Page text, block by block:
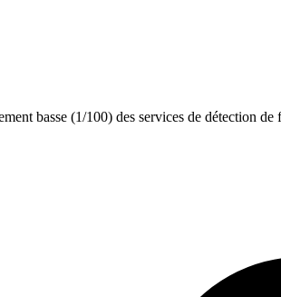
basse (1/100) des services de détection